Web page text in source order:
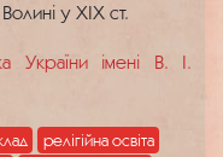
у XIX ст.
України імені В. І.
релігійна освіта